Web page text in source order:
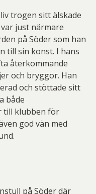
trogen sitt älskade
just närmare
på Söder som han
till sin konst. I hans
återkommande
och bryggor. Han
och stöttade sitt
både
till klubben för
god vän med
på Söder där